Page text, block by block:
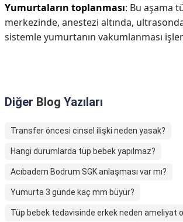
Yumurtaların toplanması: Bu aşama
merkezinde, anestezi altında,
sistemle yumurtanın vakumlanması
Diğer Blog Yazıları
Transfer öncesi cinsel ilişki neden yasak?
Hangi durumlarda tüp bebek yapılmaz?
Acıbadem Bodrum SGK anlaşması var mı?
Yumurta 3 günde kaç mm büyür?
Tüp bebek tedavisinde erkek neden ameliyat